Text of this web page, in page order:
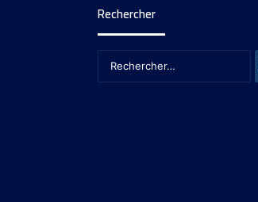
Rechercher